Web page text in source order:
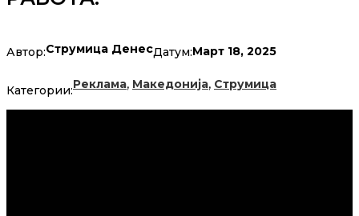
Автор:Струмица ДенесДатум:Март 18, 2025
Категории:Реклама, Македонија, Струмица